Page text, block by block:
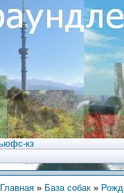
кз
Главная » База собак »